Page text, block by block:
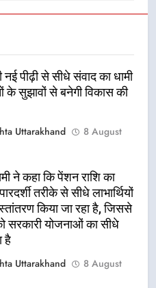
नई पीढ़ी से सीधे संवाद का धामी
के सुझावों से बनेगी विकास की
Uttarakhand
8 August
ने कहा कि पेंशन राशि का
तरीके से सीधे लाभार्थियों
किया जा रहा है, जिससे
सरकारी योजनाओं का सीधे
है
Uttarakhand
8 August